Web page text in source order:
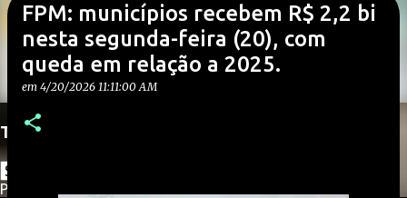
Translate
Powered by
FPM: municípios recebem R$ 2,2 bi
nesta segunda-feira (20), com
queda em relação a 2025.
em 4/20/2026 11:11:00 AM